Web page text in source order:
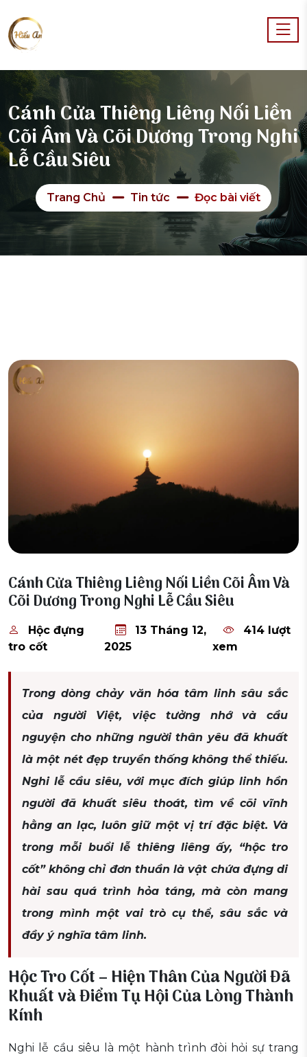
Cánh Cửa Thiêng Liêng Nối Liền
Cõi Âm Và Cõi Dương Trong Nghi
Lễ Cầu Siêu
Trang Chủ Tin tức Đọc bài viết
Cánh Cửa Thiêng Liêng Nối Liền Cõi Âm Và
Cõi Dương Trong Nghi Lễ Cầu Siêu
Hộc đựng
tro cốt
13 Tháng 12,
2025
414 lượt
xem
Trong dòng chảy văn hóa tâm linh sâu sắc
của người Việt, việc tưởng nhớ và cầu
nguyện cho những người thân yêu đã khuất
là một nét đẹp truyền thống không thể thiếu.
Nghi lễ cầu siêu, với mục đích giúp linh hồn
người đã khuất siêu thoát, tìm về cõi vĩnh
hằng an lạc, luôn giữ một vị trí đặc biệt. Và
trong mỗi buổi lễ thiêng liêng ấy, “hộc tro
cốt” không chỉ đơn thuần là vật chứa đựng di
hài sau quá trình hỏa táng, mà còn mang
trong mình một vai trò cụ thể, sâu sắc và
đầy ý nghĩa tâm linh.
Hộc Tro Cốt – Hiện Thân Của Người Đã
Khuất và Điểm Tụ Hội Của Lòng Thành
Kính
Nghi lễ cầu siêu là một hành trình đòi hỏi sự trang